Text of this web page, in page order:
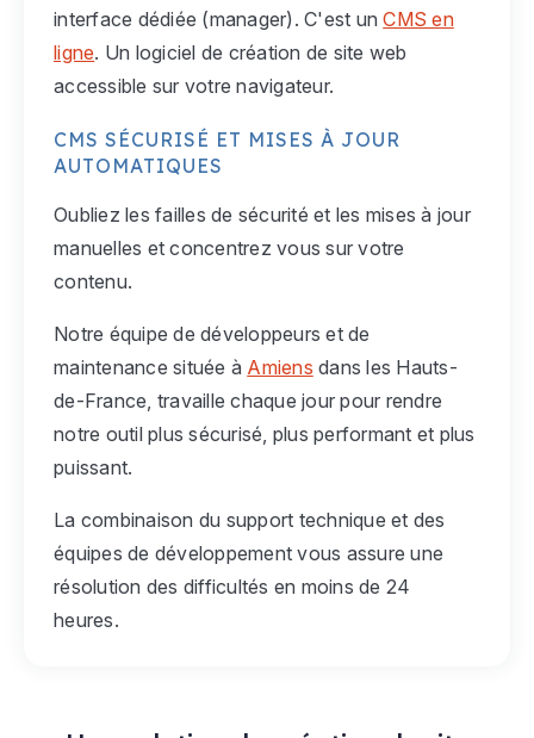
interface dédiée (manager). C'est unCMS en
ligne. Un logiciel de création de site web
accessible sur votre navigateur.
CMS SÉCURISÉ ET MISES À JOUR
AUTOMATIQUES
Oubliez les failles de sécurité et les mises à jour
manuelles et concentrez vous sur votre
contenu.
Notre équipe de développeurs et de
maintenance située à Amiens dans les Hauts-
de-France, travaille chaque jour pour rendre
notre outil plus sécurisé, plus performant et plus
puissant.
La combinaison du support technique et des
équipes de développement vous assure une
résolution des difficultés en moins de 24
heures.